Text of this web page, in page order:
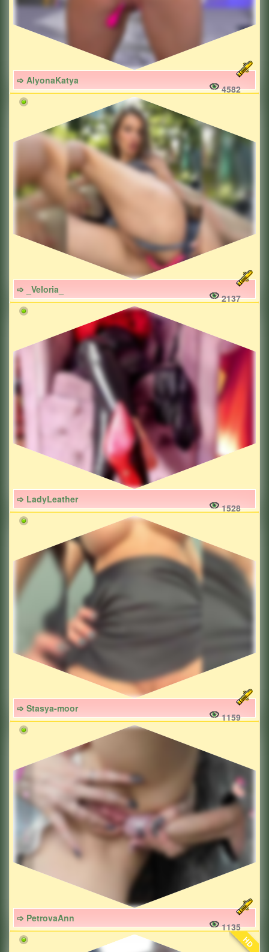
➩ AlyonaKatya
4582
➩ _Veloria_
2137
➩ LadyLeather
1528
➩ Stasya-moor
1159
➩ PetrovaAnn
1135
HD